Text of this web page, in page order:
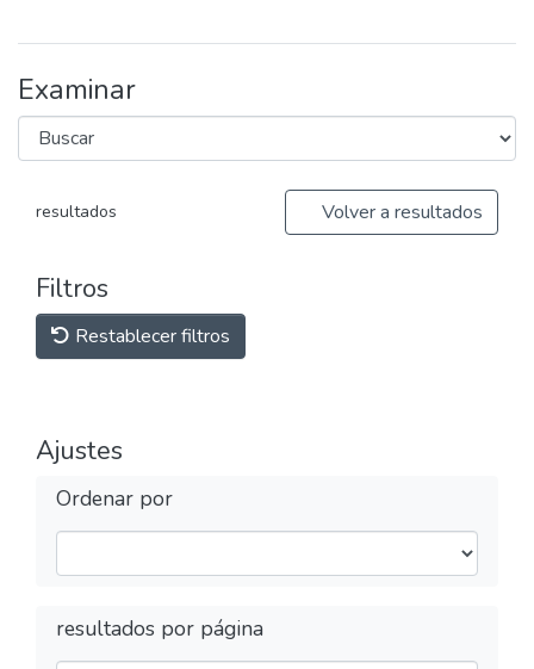
Examinar
resultados Volver a resultados
Filtros
Restablecer filtros
Ajustes
Ordenar por
resultados por página